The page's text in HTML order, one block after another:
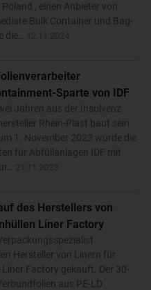
, einen Anbieter von
Bulk Container und Bag-
die…
Sparte von IDF
Jahren aus der Insolvenz
Rhein-Plast baut sein
1. November 2023 wurde die
für Abfüllanlagen IDF mit
des Herstellers von
Liner Factory
Hersteller von Linern für
Factory gekauft. Der 30-
aus PE-LD